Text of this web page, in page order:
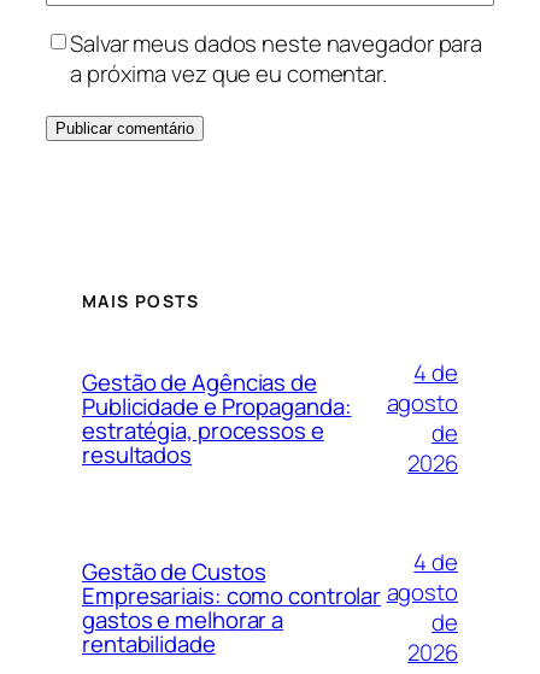
Salvar meus dados neste navegador para
a próxima vez que eu comentar.
MAIS POSTS
Gestão de Agências de
Publicidade e Propaganda:
estratégia, processos e
resultados
4 de
agosto
de
2026
Gestão de Custos
Empresariais: como controlar
gastos e melhorar a
rentabilidade
4 de
agosto
de
2026